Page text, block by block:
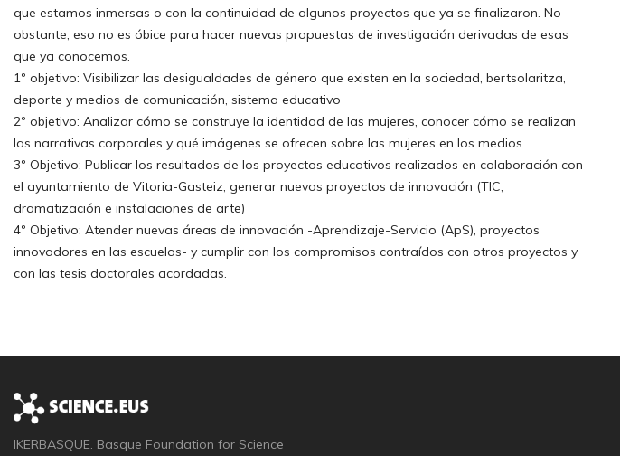
que estamos inmersas o con la continuidad de algunos proyectos que ya se finalizaron. No
obstante, eso no es óbice para hacer nuevas propuestas de investigación derivadas de esas
que ya conocemos.
1º objetivo: Visibilizar las desigualdades de género que existen en la sociedad, bertsolaritza,
deporte y medios de comunicación, sistema educativo
2º objetivo: Analizar cómo se construye la identidad de las mujeres, conocer cómo se realizan
las narrativas corporales y qué imágenes se ofrecen sobre las mujeres en los medios
3º Objetivo: Publicar los resultados de los proyectos educativos realizados en colaboración con
el ayuntamiento de Vitoria-Gasteiz, generar nuevos proyectos de innovación (TIC,
dramatización e instalaciones de arte)
4º Objetivo: Atender nuevas áreas de innovación -Aprendizaje-Servicio (ApS), proyectos
innovadores en las escuelas- y cumplir con los compromisos contraídos con otros proyectos y
con las tesis doctorales acordadas.
IKERBASQUE. Basque Foundation for Science